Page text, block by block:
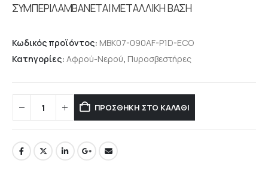
ΣΥΜΠΕΡΙΛΑΜΒΑΝΕΤΑΙ ΜΕΤΑΛΛΙΚΗ ΒΑΣΗ
Κωδικός προϊόντος: MBK07-090AF-P1D-ECO
Κατηγορίες: Αφρού-Νερού, Πυροσβεστήρες
ΠΡΟΣΘΉΚΗ ΣΤΟ ΚΑΛΆΘΙ